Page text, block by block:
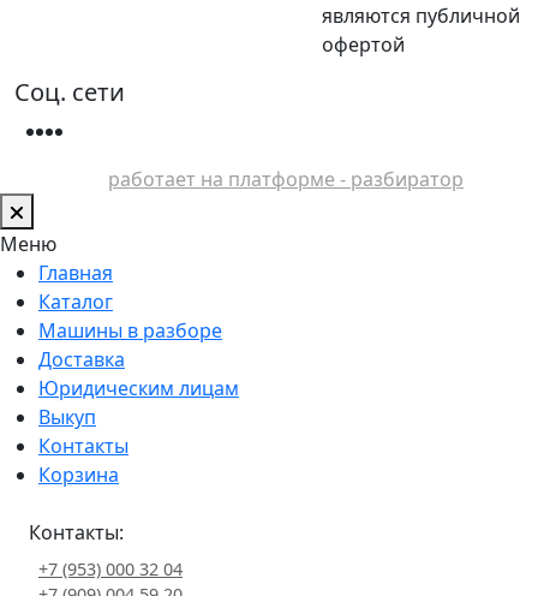
являются публичной
офертой
Соц. сети
работает на платформе - разбиратор
Меню
Главная
Каталог
Машины в разборе
Доставка
Юридическим лицам
Выкуп
Контакты
Корзина
Контакты:
+7 (953) 000 32 04